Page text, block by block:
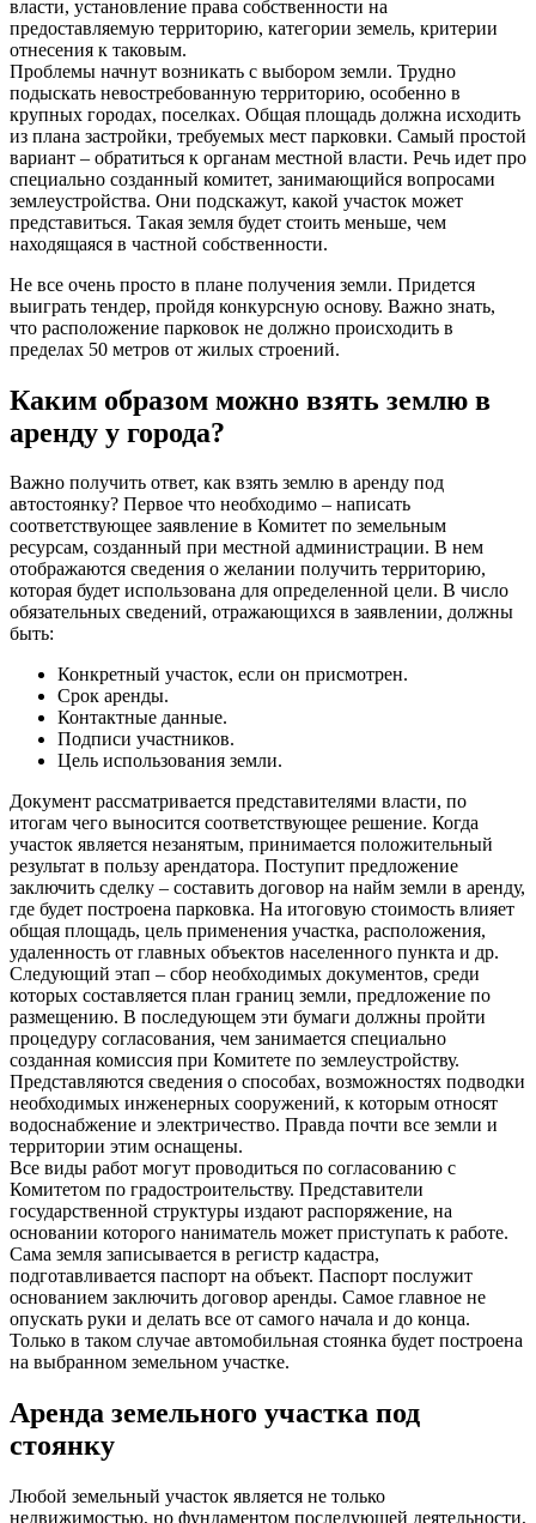
власти, установление права собственности на
предоставляемую территорию, категории земель, критерии
отнесения к таковым.
Проблемы начнут возникать с выбором земли. Трудно
подыскать невостребованную территорию, особенно в
крупных городах, поселках. Общая площадь должна исходить
из плана застройки, требуемых мест парковки. Самый простой
вариант – обратиться к органам местной власти. Речь идет про
специально созданный комитет, занимающийся вопросами
землеустройства. Они подскажут, какой участок может
представиться. Такая земля будет стоить меньше, чем
находящаяся в частной собственности.
Не все очень просто в плане получения земли. Придется
выиграть тендер, пройдя конкурсную основу. Важно знать,
что расположение парковок не должно происходить в
пределах 50 метров от жилых строений.
Каким образом можно взять землю в
аренду у города?
Важно получить ответ, как взять землю в аренду под
автостоянку? Первое что необходимо – написать
соответствующее заявление в Комитет по земельным
ресурсам, созданный при местной администрации. В нем
отображаются сведения о желании получить территорию,
которая будет использована для определенной цели. В число
обязательных сведений, отражающихся в заявлении, должны
быть:
Конкретный участок, если он присмотрен.
Срок аренды.
Контактные данные.
Подписи участников.
Цель использования земли.
Документ рассматривается представителями власти, по
итогам чего выносится соответствующее решение. Когда
участок является незанятым, принимается положительный
результат в пользу арендатора. Поступит предложение
заключить сделку – составить договор на найм земли в аренду,
где будет построена парковка. На итоговую стоимость влияет
общая площадь, цель применения участка, расположения,
удаленность от главных объектов населенного пункта и др.
Следующий этап – сбор необходимых документов, среди
которых составляется план границ земли, предложение по
размещению. В последующем эти бумаги должны пройти
процедуру согласования, чем занимается специально
созданная комиссия при Комитете по землеустройству.
Представляются сведения о способах, возможностях подводки
необходимых инженерных сооружений, к которым относят
водоснабжение и электричество. Правда почти все земли и
территории этим оснащены.
Все виды работ могут проводиться по согласованию с
Комитетом по градостроительству. Представители
государственной структуры издают распоряжение, на
основании которого наниматель может приступать к работе.
Сама земля записывается в регистр кадастра,
подготавливается паспорт на объект. Паспорт послужит
основанием заключить договор аренды. Самое главное не
опускать руки и делать все от самого начала и до конца.
Только в таком случае автомобильная стоянка будет построена
на выбранном земельном участке.
Аренда земельного участка под
стоянку
Любой земельный участок является не только
недвижимостью, но фундаментом последующей деятельности,